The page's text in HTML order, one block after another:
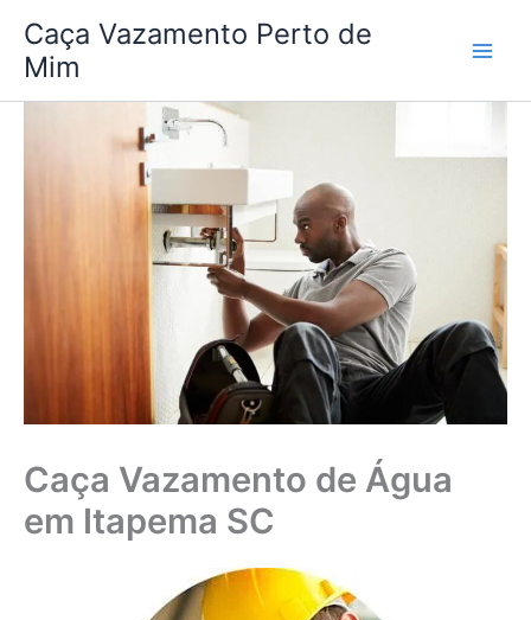
para
conteúdo
Caça Vazamento Perto de
Mim
Caça Vazamento de Água
em Itapema SC